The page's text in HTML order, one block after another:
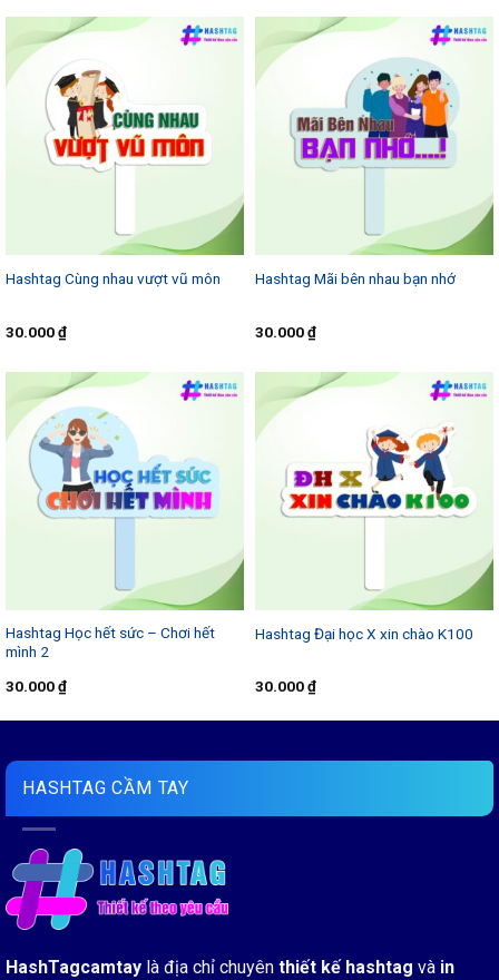
Hashtag Cùng nhau vượt vũ môn
30.000₫
Hashtag Mãi bên nhau bạn nhớ
30.000₫
Hashtag Học hết sức – Chơi hết
mình 2
30.000₫
Hashtag Đại học X xin chào K100
30.000₫
HASHTAG CẦM TAY
HashTagcamtay là địa chỉ chuyên thiết kế hashtag và in